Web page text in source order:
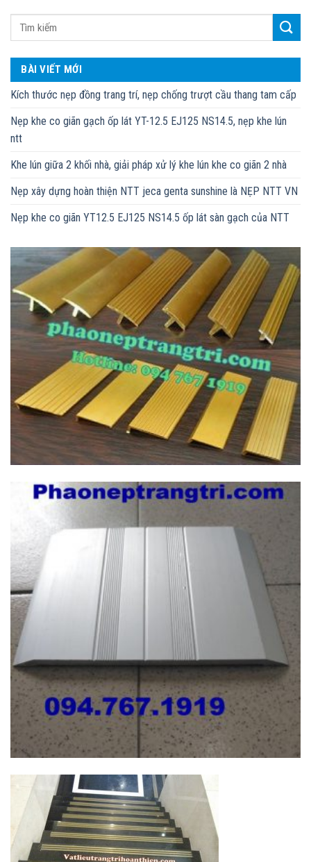
BÀI VIẾT MỚI
Kích thước nẹp đồng trang trí, nẹp chống trượt cầu thang tam cấp
Nẹp khe co giãn gạch ốp lát YT-12.5 EJ125 NS14.5, nẹp khe lún
ntt
Khe lún giữa 2 khối nhà, giải pháp xử lý khe lún khe co giãn 2 nhà
Nẹp xây dựng hoàn thiện NTT jeca genta sunshine là NẸP NTT VN
Nẹp khe co giãn YT12.5 EJ125 NS14.5 ốp lát sàn gạch của NTT